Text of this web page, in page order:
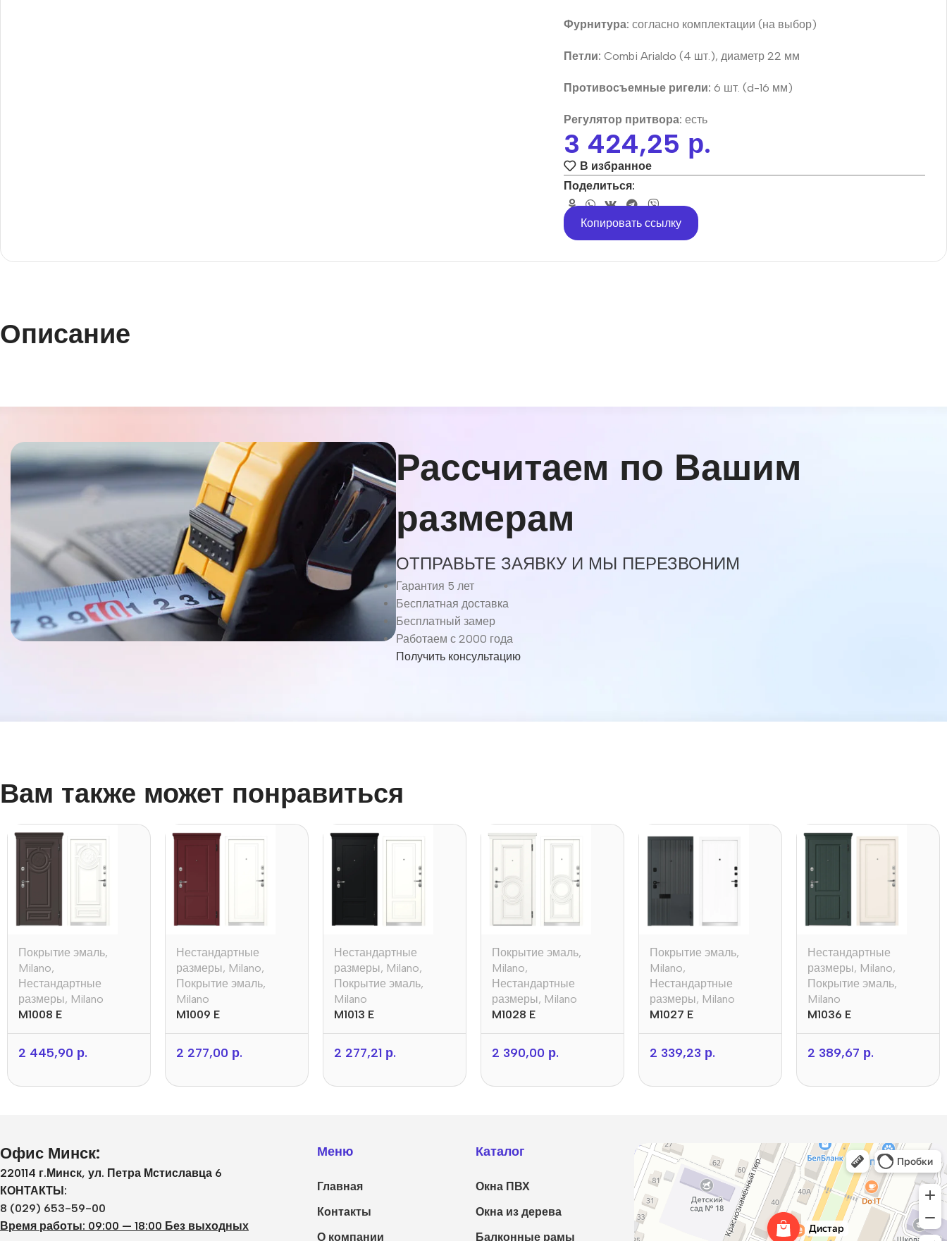
Фурнитура: согласно комплектации (на выбор)
Петли: Combi Arialdo (4 шт.), диаметр 22 мм
Противосъемные ригели: 6 шт. (d-16 мм)
Регулятор притвора: есть
3 424,25 р.
В избранное
Поделиться:
Копировать ссылку
Описание
Рассчитаем по Вашим
размерам
ОТПРАВЬТЕ ЗАЯВКУ И МЫ ПЕРЕЗВОНИМ
Гарантия 5 лет
Бесплатная доставка
Бесплатный замер
Работаем с 2000 года
Получить консультацию
Вам также может понравиться
Покрытие эмаль,
Milano,
Нестандартные
размеры, Milano
M1008 E
2 445,90 р.
Нестандартные
размеры, Milano,
Покрытие эмаль,
Milano
M1009 E
2 277,00 р.
Нестандартные
размеры, Milano,
Покрытие эмаль,
Milano
M1013 E
2 277,21 р.
Покрытие эмаль,
Milano,
Нестандартные
размеры, Milano
M1028 E
2 390,00 р.
Покрытие эмаль,
Milano,
Нестандартные
размеры, Milano
M1027 E
2 339,23 р.
Нестандартные
размеры, Milano,
Покрытие эмаль,
Milano
M1036 E
2 389,67 р.
Офис Минск:
220114 г.Минск, ул. Петра Мстиславца 6
КОНТАКТЫ:
8 (029) 653-59-00
Время работы: 09:00 — 18:00 Без выходных
Меню
Главная
Контакты
О компании
Каталог
Окна ПВХ
Окна из дерева
Балконные рамы
Дистар
Окна в Борисове
Двери в Борисове